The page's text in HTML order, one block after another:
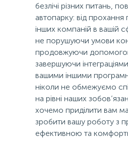
безлічі різних питань,
автопарку: від прохання
інших компаній в вашій
не порушуючи умови
продовжуючи
завершуючи
вашими іншими
ніколи не обмежуємо
на рівні наших
хочемо приділити вам
зробити вашу роботу з
ефективною та